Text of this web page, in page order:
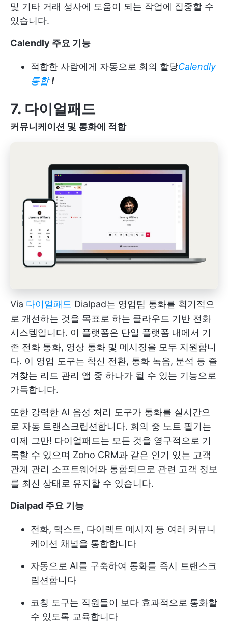
및 기타 거래 성사에 도움이 되는 작업에 집중할 수
있습니다.
Calendly 주요 기능
적합한 사람에게 자동으로 회의 할당Calendly
통합 !
7. 다이얼패드
커뮤니케이션 및 통화에 적합
Via 다이얼패드 Dialpad는 영업팀 통화를 획기적으
로 개선하는 것을 목표로 하는 클라우드 기반 전화
시스템입니다. 이 플랫폼은 단일 플랫폼 내에서 기
존 전화 통화, 영상 통화 및 메시징을 모두 지원합니
다. 이 영업 도구는 착신 전환, 통화 녹음, 분석 등 즐
겨찾는 리드 관리 앱 중 하나가 될 수 있는 기능으로
가득합니다.
또한 강력한 AI 음성 처리 도구가 통화를 실시간으
로 자동 트랜스크립션합니다. 회의 중 노트 필기는
이제 그만! 다이얼패드는 모든 것을 영구적으로 기
록할 수 있으며 Zoho CRM과 같은 인기 있는 고객
관계 관리 소프트웨어와 통합되므로 관련 고객 정보
를 최신 상태로 유지할 수 있습니다.
Dialpad 주요 기능
전화, 텍스트, 다이렉트 메시지 등 여러 커뮤니
케이션 채널을 통합합니다
자동으로 AI를 구축하여 통화를 즉시 트랜스크
립션합니다
코칭 도구는 직원들이 보다 효과적으로 통화할
수 있도록 교육합니다